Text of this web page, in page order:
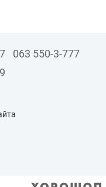
063 550-3-777